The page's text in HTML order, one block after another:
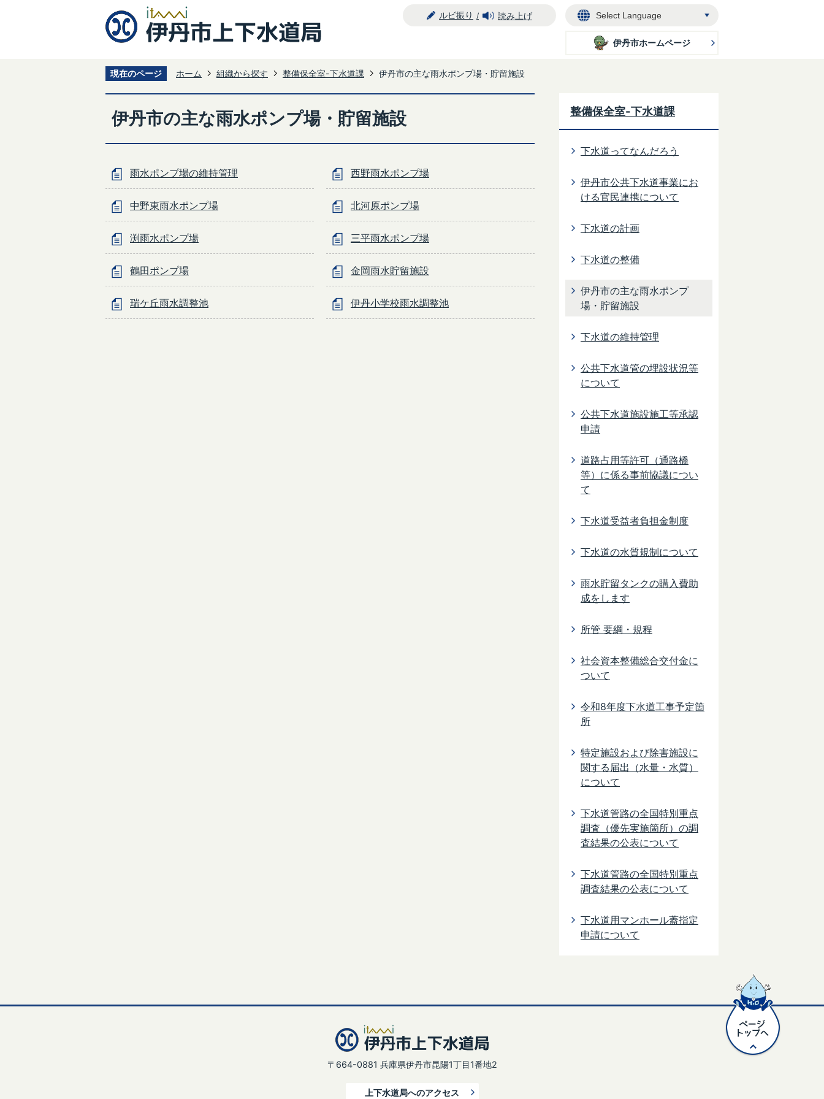
ルビ振り 読み上げ
Select
伊丹市ホームページ
現在のページ ホーム 組織から探す 整備保全室-下水道課 伊丹市の主な雨水ポンプ場・貯留施設
伊丹市の主な雨水ポンプ場・貯留施設
雨水ポンプ場の維持管理 西野雨水ポンプ場
中野東雨水ポンプ場 北河原ポンプ場
渕雨水ポンプ場 三平雨水ポンプ場
鶴田ポンプ場 金岡雨水貯留施設
瑞ケ丘雨水調整池 伊丹小学校雨水調整池
整備保全室-下水道課
下水道ってなんだろう
伊丹市公共下水道事業にお
ける官民連携について
下水道の計画
下水道の整備
伊丹市の主な雨水ポンプ
場・貯留施設
下水道の維持管理
公共下水道管の埋設状況等
について
公共下水道施設施工等承認
申請
道路占用等許可（通路橋
等）に係る事前協議につい
て
下水道受益者負担金制度
下水道の水質規制について
雨水貯留タンクの購入費助
成をします
所管 要綱・規程
社会資本整備総合交付金に
ついて
令和8年度下水道工事予定箇
所
特定施設および除害施設に
関する届出（水量・水質）
について
下水道管路の全国特別重点
調査（優先実施箇所）の調
査結果の公表について
下水道管路の全国特別重点
調査結果の公表について
下水道用マンホール蓋指定
申請について
ジ
ト
ッ
〒664-0881 兵庫県伊丹市昆陽1丁目1番地2
上下水道局へのアクセス